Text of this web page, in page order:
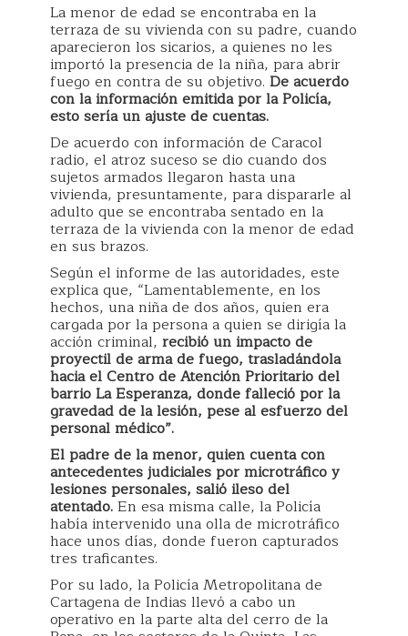
La menor de edad se encontraba en la
terraza de su vivienda con su padre, cuando
aparecieron los sicarios, a quienes no les
importó la presencia de la niña, para abrir
fuego en contra de su objetivo. De acuerdo
con la información emitida por la Policía,
esto sería un ajuste de cuentas.
De acuerdo con información de Caracol
radio, el atroz suceso se dio cuando dos
sujetos armados llegaron hasta una
vivienda, presuntamente, para dispararle al
adulto que se encontraba sentado en la
terraza de la vivienda con la menor de edad
en sus brazos.
Según el informe de las autoridades, este
explica que, “Lamentablemente, en los
hechos, una niña de dos años, quien era
cargada por la persona a quien se dirigía la
acción criminal, recibió un impacto de
proyectil de arma de fuego, trasladándola
hacia el Centro de Atención Prioritario del
barrio La Esperanza, donde falleció por la
gravedad de la lesión, pese al esfuerzo del
personal médico”.
El padre de la menor, quien cuenta con
antecedentes judiciales por microtráfico y
lesiones personales, salió ileso del
atentado.En esa misma calle, la Policía
había intervenido una olla de microtráfico
hace unos días, donde fueron capturados
tres traficantes.
Por su lado, la Policía Metropolitana de
Cartagena de Indias llevó a cabo un
operativo en la parte alta del cerro de la